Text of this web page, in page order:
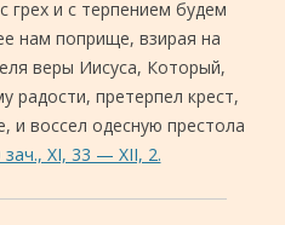
и с терпением будем
нам поприще, взирая на
веры Иисуса, Который,
радости, претерпел крест,
и воссел одесную престола
зач., XI, 33 — XII, 2.